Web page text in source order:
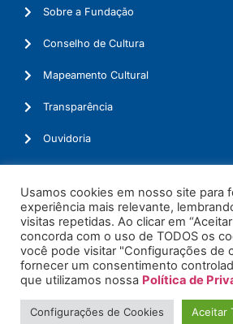
Sobre a Fundação
Conselho de Cultura
Mapeamento Cultural
Transparência
Ouvidoria
© 2026. Todos os Direitos
Usamos cookies em nosso site para
experiência mais relevante,
visitas repetidas. Ao clicar em
concorda com o uso de TODOS os
você pode visitar "Configurações de
fornecer um consentimento
que utilizamos nossa Política de
Configurações de Cookies Aceitar